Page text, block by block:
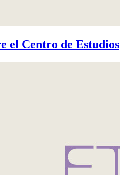
el Centro de Estudios